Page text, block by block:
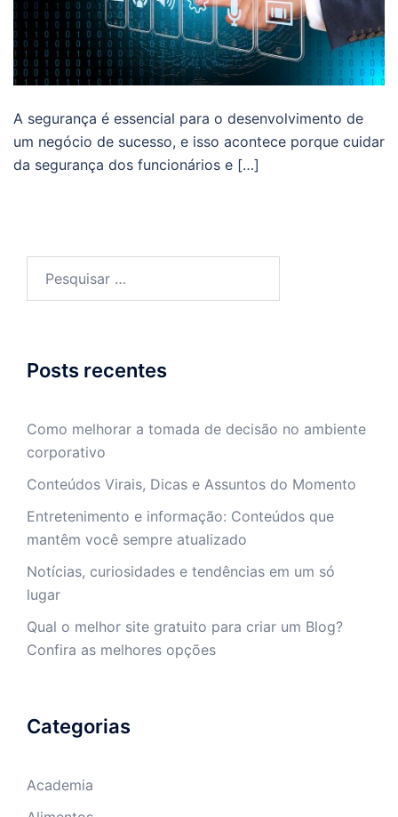
A segurança é essencial para o desenvolvimento de
um negócio de sucesso, e isso acontece porque cuidar
da segurança dos funcionários e […]
por:
Posts recentes
Como melhorar a tomada de decisão no ambiente
corporativo
Conteúdos Virais, Dicas e Assuntos do Momento
Entretenimento e informação: Conteúdos que
mantêm você sempre atualizado
Notícias, curiosidades e tendências em um só
lugar
Qual o melhor site gratuito para criar um Blog?
Confira as melhores opções
Categorias
Academia